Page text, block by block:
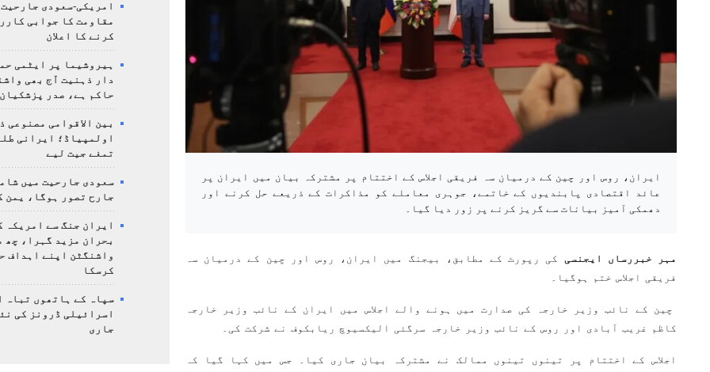
ایران، روس اور چین کے درمیان سہ فریقی اجلاس کے اختتام پر مشترکہ بیان میں ایران پر
عائد اقتصادی پابندیوں کے خاتمے، جوہری معاملے کو مذاکرات کے ذریعے حل کرنے اور
دھمکی آمیز بیانات سے گریز کرنے پر زور دیا گیا۔
مہر خبررساں ایجنسی کی رپورٹ کے مطابق، بیجنگ میں ایران، روس اور چین کے درمیان سہ
فریقی اجلاس ختم ہوگیا۔
چین کے نائب وزیر خارجہ کی صدارت میں ہونے والے اجلاس میں ایران کے نائب وزیر خارجہ
کاظم غریب آبادی اور روس کے نائب وزیر خارجہ سرگئی الیکسیوچ ریابکوف نے شرکت کی۔
اجلاس کے اختتام پر تینوں تینوں ممالک نے مشترکہ بیان جاری کیا۔ جس میں کہا گیا کہ
امریکی-سعودی
مقاومت کا جوابی
کرنے کا اعلان
ہیروشیما پر ایٹمی
دار ذہنیت آج بھی
حاکم ہے، صدر پزشکیان
بین الاقوامی مصنوعی
تمغے جیت لیے
سعودی جارحیت میں
جارح تصور ہوگا، یمن
ایران جنگ سے امریکہ
بحران مزید گہرا، چھ
واشنگٹن اپنے اہداف
کرسکا
سپاہ کے ہاتھوں تباہ
اسرائیلی ڈرونز کی
جاری